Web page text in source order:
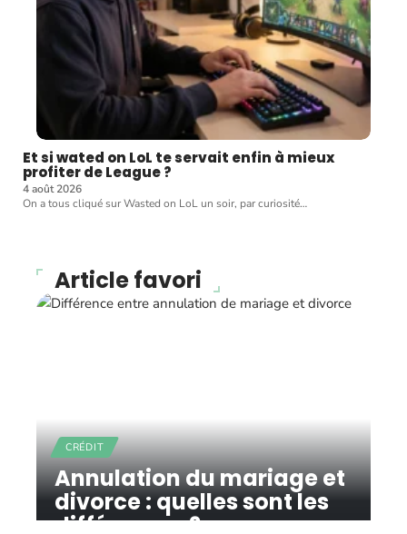
Et si wated on LoL te servait enfin à mieux
profiter de League ?
4 août 2026
On a tous cliqué sur Wasted on LoL un soir, par curiosité…
Article favori
CRÉDIT
Annulation du mariage et
divorce : quelles sont les
différences ?